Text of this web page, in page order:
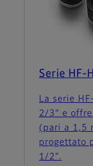
Serie HF-
La serie
2/3” e
(pari a 1,5
progettato
1/2".